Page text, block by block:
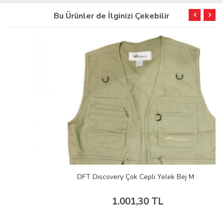
Bu Ürünler de İlginizi Çekebilir
DFT Discovery Çok Cepli Yelek Bej M
1.001,30 TL